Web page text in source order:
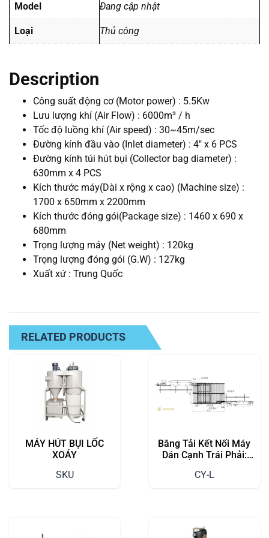
Description
Công suất động cơ (Motor power) : 5.5Kw
Lưu lượng khí (Air Flow) : 6000m³ / h
Tốc độ luồng khí (Air speed) : 30~45m/sec
Đường kính đầu vào (Inlet diameter) : 4″ x 6 PCS
Đường kính túi hút bụi (Collector bag diameter) :
630mm x 4 PCS
Kích thước máy(Dài x rộng x cao) (Machine size) :
1700 x 650mm x 2200mm
Kích thước đóng gói(Package size) : 1460 x 690 x
680mm
Trọng lượng máy (Net weight) : 120kg
Trọng lượng đóng gói (G.W) : 127kg
Xuất xứ : Trung Quốc
Model Đang cập nhật
Loại Thủ công
RELATED PRODUCTS
MÁY HÚT BỤI LỐC
XOÁY
SKU
Băng Tải Kết Nối Máy
Dán Cạnh Trái Phải:
Hiệu Suất Gia Công
CY-L